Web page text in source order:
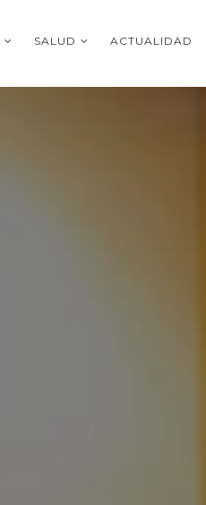
SALUD ACTUALIDAD